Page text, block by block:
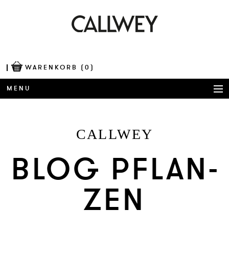
WARENKORB (0)
MENU
AWARDS
BEST OF ARCHITECTURE
CORPORATE PUBLISHING
BLOG
CALLWEY
BLOG PFLAN­
ZEN